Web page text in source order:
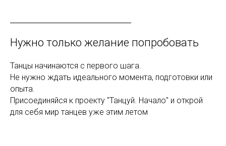
Нужно только желание попробовать
Танцы начинаются с первого шага.
Не нужно ждать идеального момента, подготовки или
опыта.
Присоединяйся к проекту "Танцуй. Начало" и открой
для себя мир танцев уже этим летом